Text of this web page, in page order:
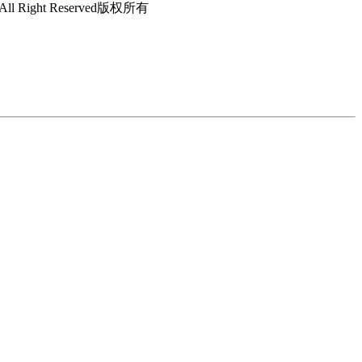
Right Reserved版权所有